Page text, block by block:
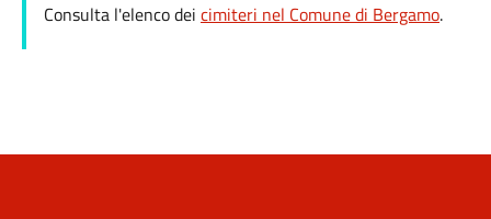
Consulta l'elenco dei cimiteri nel Comune di Bergamo.